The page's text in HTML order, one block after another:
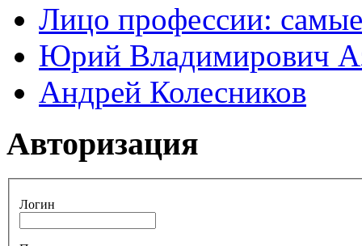
Лицо профессии:
Юрий Владимирович
Андрей Колесников
Авторизация
Логин